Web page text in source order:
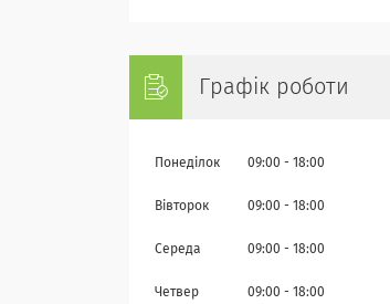
Графік роботи
Понеділок 09:00 18:00
Вівторок 09:00 18:00
Середа 09:00 18:00
Четвер 09:00 18:00